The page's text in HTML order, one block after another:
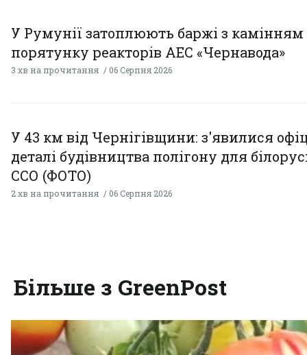
У Румунії затоплюють баржі з
порятунку реакторів АЕС «Чернавода»
3 хв на прочитання 06 Серпня 2026
У 43 км від Чернігівщини: з'явилися
деталі будівництва полігону для
ССО (ФОТО)
2 хв на прочитання 06 Серпня 2026
Більше з GreenPost